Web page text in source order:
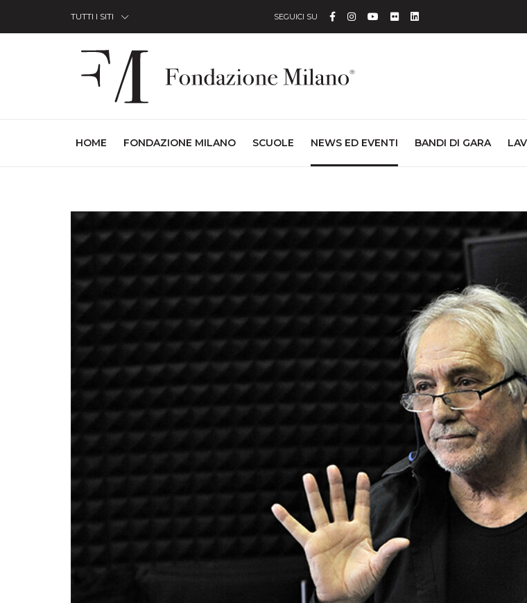
TUTTI I SITI SEGUICI SU Facebook
Instagram
YouTube
FlickrLinkedin
HOME (CURRENT)
FONDAZIONE MILANO SCUOLE NEWS ED EVENTI BANDI DI GARA